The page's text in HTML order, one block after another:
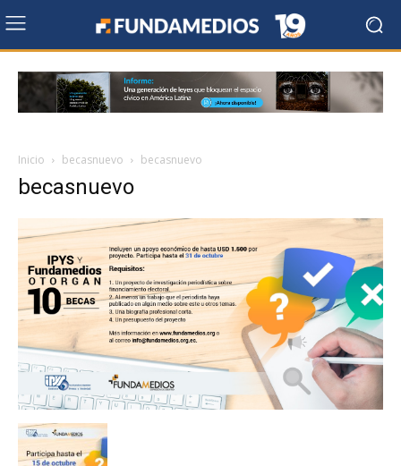
Inicio becasnuevo becasnuevo
becasnuevo